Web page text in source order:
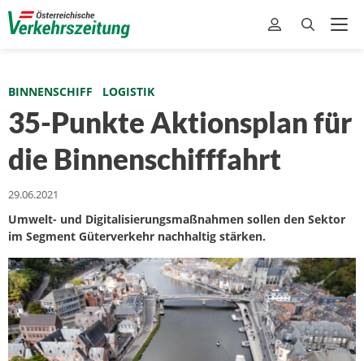
BINNENSCHIFF LOGISTIK
35-Punkte Aktionsplan für
die Binnenschifffahrt
29.06.2021
Umwelt- und Digitalisierungsmaßnahmen sollen den Sektor
im Segment Güterverkehr nachhaltig stärken.